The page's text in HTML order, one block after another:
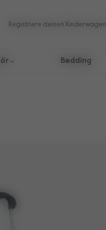
Registriere deinen Kinderwagen
Bedding